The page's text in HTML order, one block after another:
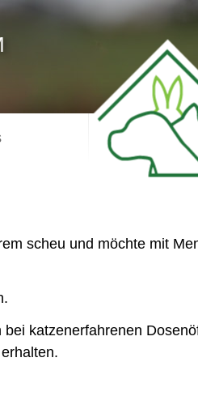
scheu und möchte mit
katzenerfahrenen